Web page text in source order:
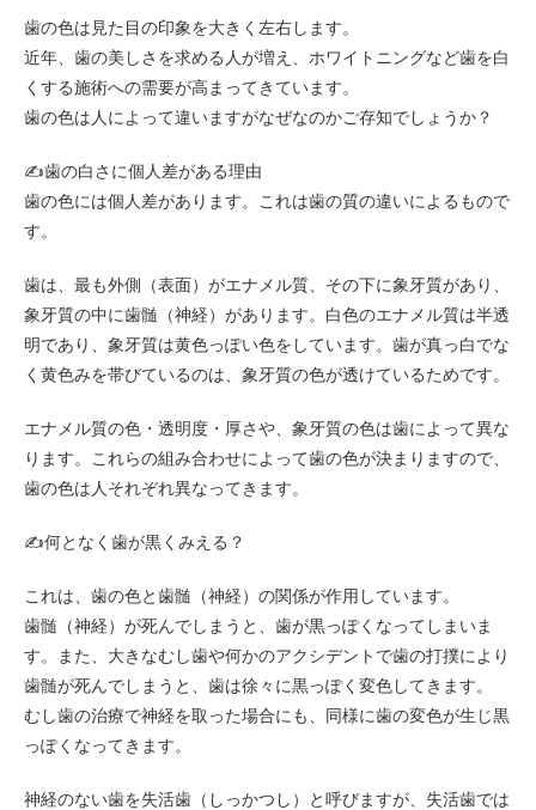
歯の色は見た目の印象を大きく左右します。
近年、歯の美しさを求める人が増え、ホワイトニングなど歯を白
くする施術への需要が高まってきています。
歯の色は人によって違いますがなぜなのかご存知でしょうか？
✍️歯の白さに個人差がある理由
歯の色には個人差があります。これは歯の質の違いによるもので
す。
歯は、最も外側（表面）がエナメル質、その下に象牙質があり、
象牙質の中に歯髄（神経）があります。白色のエナメル質は半透
明であり、象牙質は黄色っぽい色をしています。歯が真っ白でな
く黄色みを帯びているのは、象牙質の色が透けているためです。
エナメル質の色・透明度・厚さや、象牙質の色は歯によって異な
ります。これらの組み合わせによって歯の色が決まりますので、
歯の色は人それぞれ異なってきます。
✍️何となく歯が黒くみえる？
これは、歯の色と歯髄（神経）の関係が作用しています。
歯髄（神経）が死んでしまうと、歯が黒っぽくなってしまいま
す。また、大きなむし歯や何かのアクシデントで歯の打撲により
歯髄が死んでしまうと、歯は徐々に黒っぽく変色してきます。
むし歯の治療で神経を取った場合にも、同様に歯の変色が生じ黒
っぽくなってきます。
神経のない歯を失活歯（しっかつし）と呼びますが、失活歯では